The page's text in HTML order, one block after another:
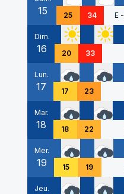
15 25 34 E -
Dim.
16 20 33
Lun.
17 17 23
Mar.
18 18 22
Mer.
19 15 19
Jeu.